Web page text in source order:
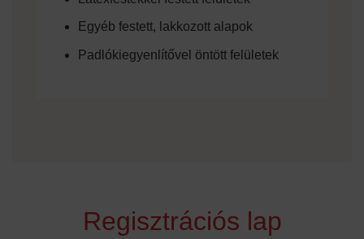
Egyéb festett, lakkozott alapok
Padlókiegyenlítővel öntött felületek
Regisztrációs lap